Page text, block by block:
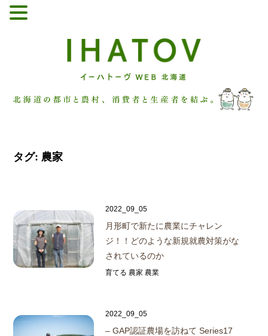
タグ:農家
2022_09_05
月形町で新たに農業にチャレン
ジ！！ どのような新規就農対策がな
されているのか
育てる 農家 農業
2022_09_05
– GAP認証農場を訪ねて Series17